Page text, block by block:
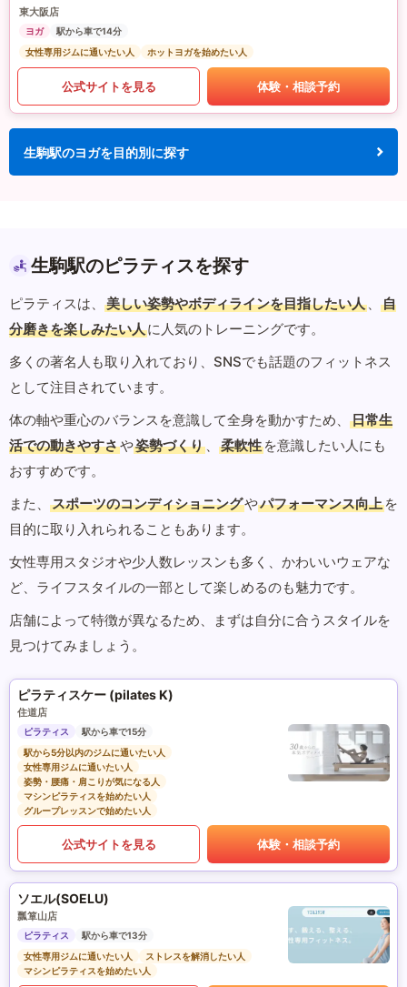
東大阪店
ヨガ
駅から車で14分
女性専用ジムに通いたい人
ホットヨガを始めたい人
公式サイトを見る 体験・相談予約
生駒駅のヨガを目的別に探す
生駒駅のピラティスを探す
ピラティスは、 美しい姿勢やボディラインを目指したい人 、
自
分磨きを楽しみたい人に人気のトレーニングです。
多くの著名人も取り入れており、SNSでも話題のフィットネス
として注目されています。
体の軸や重心のバランスを意識して全身を動かすため、
日常生
活での動きやすさや姿勢づくり 、 柔軟性 を意識したい人にも
おすすめです。
また、
スポーツのコンディショニングやパフォーマンス向上 を
目的に取り入れられることもあります。
女性専用スタジオや少人数レッスンも多く、かわいいウェアな
ど、ライフスタイルの一部として楽しめるのも魅力です。
店舗によって特徴が異なるため、まずは自分に合うスタイルを
見つけてみましょう。
ピラティスケー (pilates K)
住道店
ピラティス
駅から車で15分
駅から5分以内のジムに通いたい人
女性専用ジムに通いたい人
姿勢・腰痛・肩こりが気になる人
マシンピラティスを始めたい人
グループレッスンで始めたい人
公式サイトを見る 体験・相談予約
ソエル(SOELU)
瓢箪山店
ピラティス
駅から車で13分
女性専用ジムに通いたい人
ストレスを解消したい人
マシンピラティスを始めたい人